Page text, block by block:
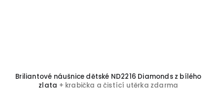
Briliantové náušnice dětské ND2216 Diamonds z bílého
zlata + krabička a čistící utěrka zdarma